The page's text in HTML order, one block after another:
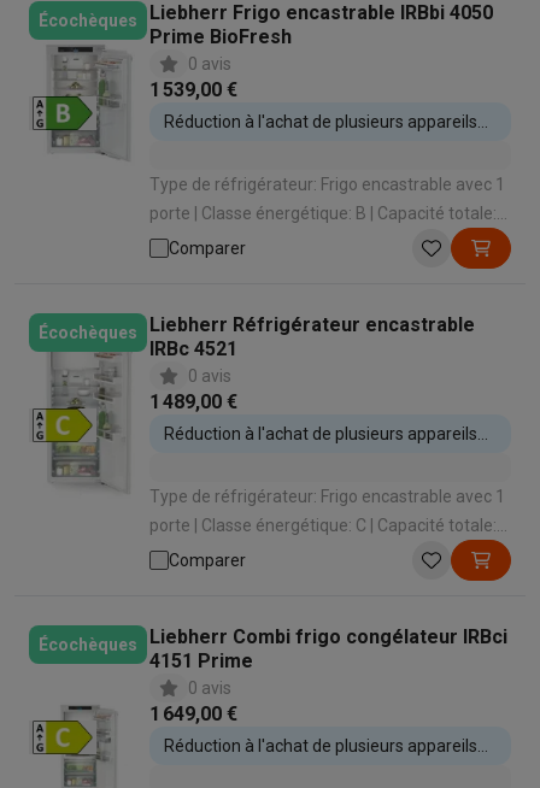
Écochèques
Liebherr Frigo encastrable IRBbi 4050
Prime BioFresh
0 avis
1 539,00 €
Réduction à l'achat de plusieurs appareils
Type de réfrigérateur: Frigo encastrable avec 1
porte | Classe énergétique: B | Capacité totale:
157 L | Hauteur d'encastrement: 1024 mm |
Système de refroidissement: Dynamique
Comparer
Écochèques
Liebherr Réfrigérateur encastrable
IRBc 4521
0 avis
1 489,00 €
Réduction à l'achat de plusieurs appareils
Type de réfrigérateur: Frigo encastrable avec 1
porte | Classe énergétique: C | Capacité totale:
206 L | Hauteur d'encastrement: 1413 mm |
Comparer
Écochèques
Liebherr Combi frigo congélateur IRBci
4151 Prime
0 avis
1 649,00 €
Réduction à l'achat de plusieurs appareils